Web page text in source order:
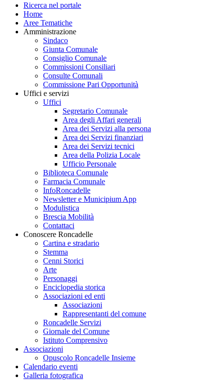
Ricerca nel portale
Home
Aree Tematiche
Amministrazione
Sindaco
Giunta Comunale
Consiglio Comunale
Commissioni Consiliari
Consulte Comunali
Commissione Pari Opportunità
Uffici e servizi
Uffici
Segretario Comunale
Area degli Affari generali
Area dei Servizi alla persona
Area dei Servizi finanziari
Area dei Servizi tecnici
Area della Polizia Locale
Ufficio Personale
Biblioteca Comunale
Farmacia Comunale
InfoRoncadelle
Newsletter e Municipium App
Modulistica
Brescia Mobilità
Contattaci
Conoscere Roncadelle
Cartina e stradario
Stemma
Cenni Storici
Arte
Personaggi
Enciclopedia storica
Associazioni ed enti
Associazioni
Rappresentanti del comune
Roncadelle Servizi
Giornale del Comune
Istituto Comprensivo
Associazioni
Opuscolo Roncadelle Insieme
Calendario eventi
Galleria fotografica